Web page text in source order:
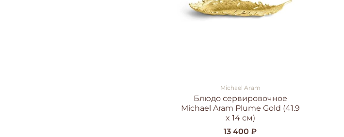
Michael Aram
Блюдо сервировочное
Michael Aram Plume Gold (41.9
x 14 см)
13 400 ₽